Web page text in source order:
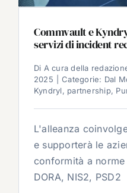
Commvault e
servizi di incident
Di A cura della
2025
Categorie: Dal
Kyndryl, partnership,
L'alleanza
e supporterà le
conformità a
DORA, NIS2, PSD2